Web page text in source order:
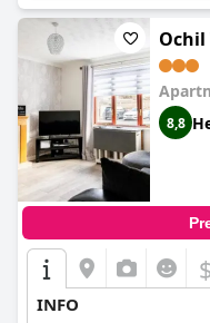
Ochil
8,8
INFO